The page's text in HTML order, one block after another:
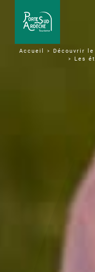
Accueil Découvrir
Les